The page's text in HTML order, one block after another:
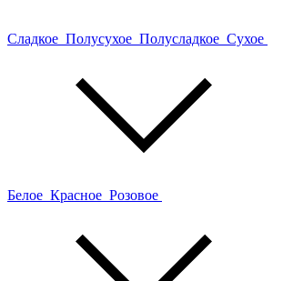
Сладкое Полусухое Полусладкое Сухое
Белое Красное Розовое